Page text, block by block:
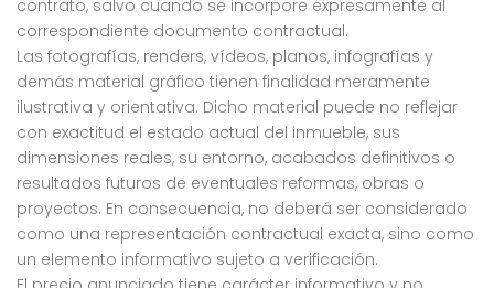
contrato, salvo cuando se incorpore expresamente al
correspondiente documento contractual.
Las fotografías, renders, vídeos, planos, infografías y
demás material gráfico tienen finalidad meramente
ilustrativa y orientativa. Dicho material puede no reflejar
con exactitud el estado actual del inmueble, sus
dimensiones reales, su entorno, acabados definitivos o
resultados futuros de eventuales reformas, obras o
proyectos. En consecuencia, no deberá ser considerado
como una representación contractual exacta, sino como
un elemento informativo sujeto a verificación.